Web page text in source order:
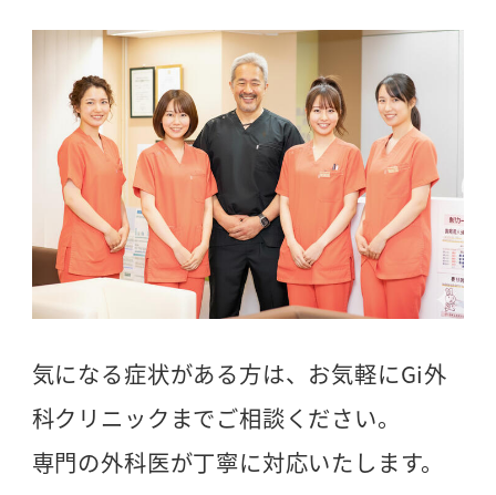
気になる症状がある方は、お気軽にGi外
科クリニックまでご相談ください。
専門の外科医が丁寧に対応いたします。